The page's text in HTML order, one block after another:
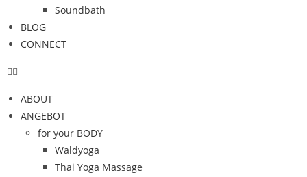
Soundbath
BLOG
CONNECT
ABOUT
ANGEBOT
for your BODY
Waldyoga
Thai Yoga Massage